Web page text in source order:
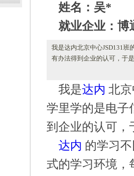
姓名：吴*
就业企业：博
我是达内北京中心JSD131
有办法得到企业的认可，于
我是达内 北
学里学的是电子
到企业的认可，
达内 的学习
式的学习环境，